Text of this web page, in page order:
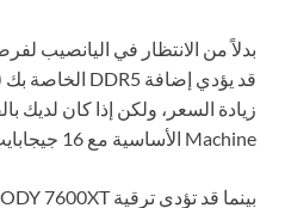
Machine الأساسية مع 16 جيجابايت/512 جيجابايت)، فإن GODY 7600XT يكون جديرًا بالاستثمار.